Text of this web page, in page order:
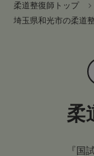
柔道整復師トップ
埼玉県和光市の柔道
柔
『国